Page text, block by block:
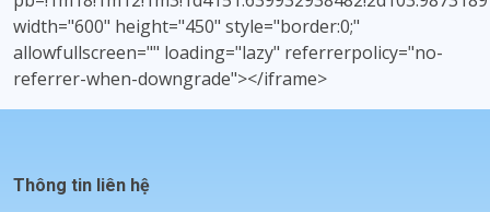
width="600" height="450" style="border:0;"
allowfullscreen="" loading="lazy" referrerpolicy="no-
referrer-when-downgrade"></iframe>
Thông tin liên hệ